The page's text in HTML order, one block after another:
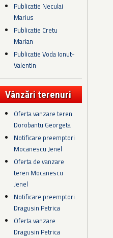
Publicatie Neculai
Marius
Publicatie Cretu
Marian
Publicatie Voda Ionut-
Valentin
Vânzări terenuri
Oferta vanzare teren
Dorobantu Georgeta
Notificare preemptori
Mocanescu Jenel
Oferta de vanzare
teren Mocanescu
Jenel
Notificare preemptori
Dragusin Petrica
Oferta vanzare
Dragusin Petrica